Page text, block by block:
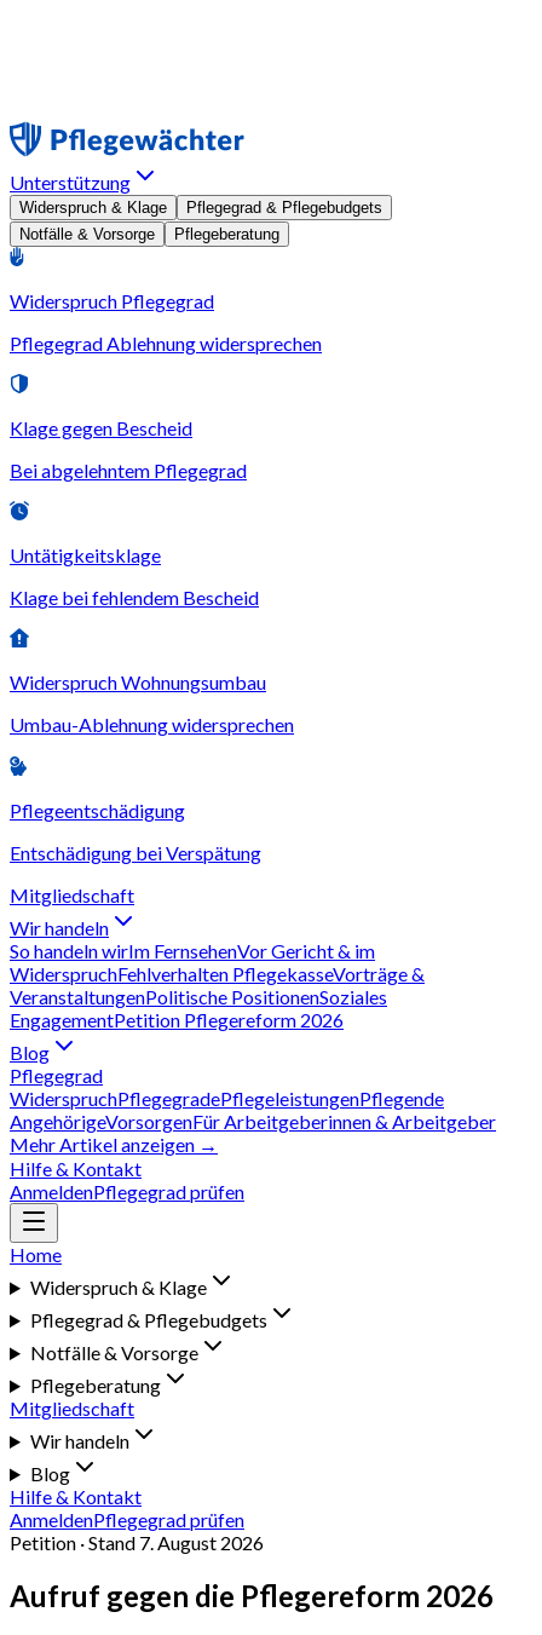
Unterstützung
Widerspruch & Klage
Pflegegrad & Pflegebudgets
Notfälle & Vorsorge
Pflegeberatung
Widerspruch Pflegegrad
Pflegegrad Ablehnung widersprechen
Klage gegen Bescheid
Bei abgelehntem Pflegegrad
Untätigkeitsklage
Klage bei fehlendem Bescheid
Widerspruch Wohnungsumbau
Umbau-Ablehnung widersprechen
Pflegeentschädigung
Entschädigung bei Verspätung
Mitgliedschaft
Wir handeln
So handeln wirIm FernsehenVor Gericht & im
WiderspruchFehlverhalten PflegekasseVorträge &
VeranstaltungenPolitische PositionenSoziales
EngagementPetition Pflegereform 2026
Blog
Pflegegrad
WiderspruchPflegegradePflegeleistungenPflegende
AngehörigeVorsorgenFür Arbeitgeberinnen & Arbeitgeber
Mehr Artikel anzeigen →
Hilfe & Kontakt
AnmeldenPflegegrad prüfen
Home
Widerspruch & Klage
Pflegegrad & Pflegebudgets
Notfälle & Vorsorge
Pflegeberatung
Mitgliedschaft
Wir handeln
Blog
Hilfe & Kontakt
AnmeldenPflegegrad prüfen
Petition · Stand 7. August 2026
Aufruf gegen die Pflegereform 2026